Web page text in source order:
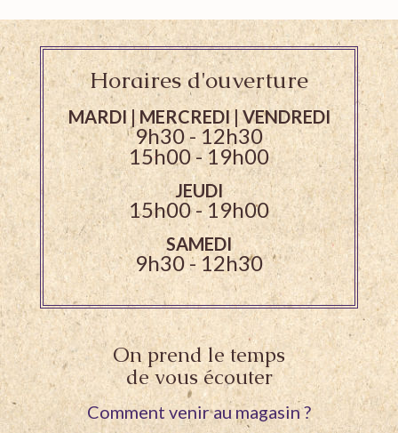
Horaires d'ouverture
MARDI | MERCREDI | VENDREDI
9h30 - 12h30
15h00 - 19h00
JEUDI
15h00 - 19h00
SAMEDI
9h30 - 12h30
On prend le temps
de vous écouter
Comment venir au magasin ?